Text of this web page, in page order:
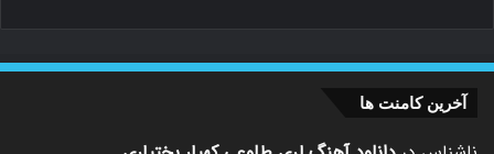
آخرین کامنت ها